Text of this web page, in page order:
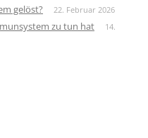
gelöst? 22. Februar 2026
zu tun hat
14.